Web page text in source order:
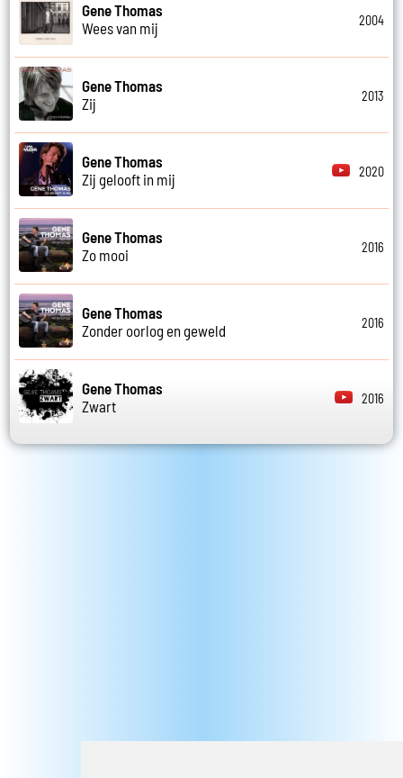
Gene Thomas
Wees van mij
2004
Gene Thomas
Zij
2013
Gene Thomas
Zij gelooft in mij
2020
Gene Thomas
Zo mooi
2016
Gene Thomas
Zonder oorlog en geweld
2016
Gene Thomas
Zwart
2016